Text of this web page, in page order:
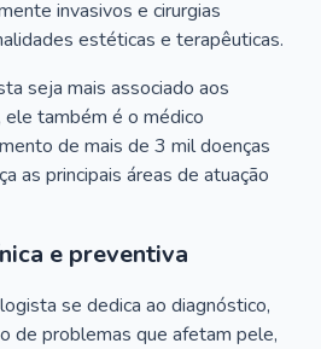
invasivos e cirurgias
estéticas e terapêuticas.
seja mais associado aos
ele também é o médico
de mais de 3 mil doenças
as principais áreas de atuação
e preventiva
se dedica ao diagnóstico,
de problemas que afetam pele,